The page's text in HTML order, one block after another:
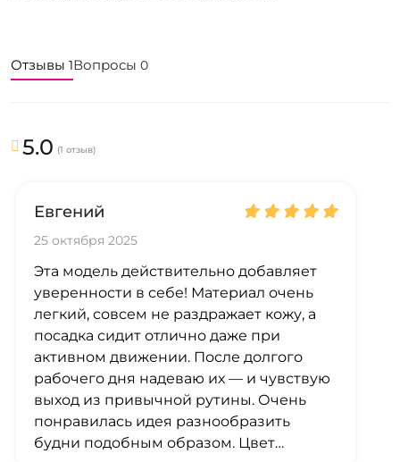
Отзывы 1Вопросы 0
5.0 (1 отзыв)
Евгений
25 октября 2025
Эта модель действительно добавляет
уверенности в себе! Материал очень
легкий, совсем не раздражает кожу, а
посадка сидит отлично даже при
активном движении. После долгого
рабочего дня надеваю их — и чувствую
выход из привычной рутины. Очень
понравилась идея разнообразить
будни подобным образом. Цвет